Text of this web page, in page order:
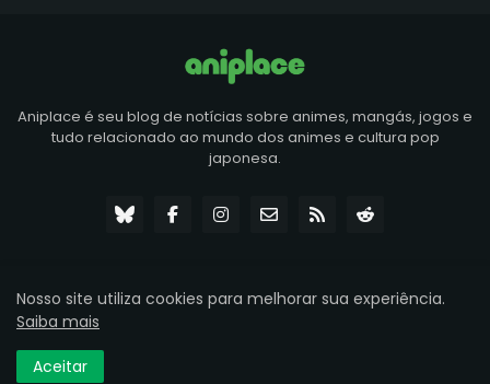
Aniplace é seu blog de notícias sobre animes, mangás, jogos e
tudo relacionado ao mundo dos animes e cultura pop
japonesa.
© 2024 Aniplace News — Todos os direitos reservados.
Nosso site utiliza cookies para melhorar sua experiência.
Saiba mais
Aceitar